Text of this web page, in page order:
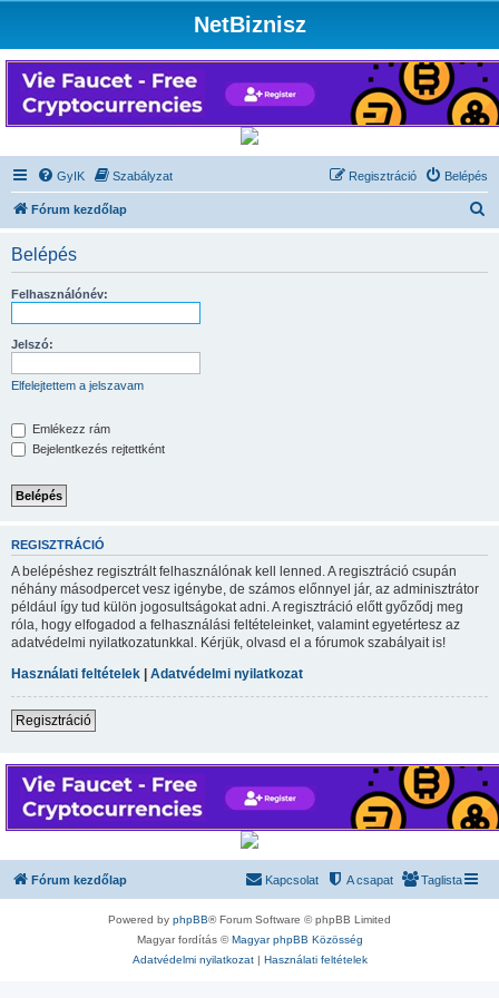
NetBiznisz
GyIK Szabályzat Belépés
Regisztráció
Fórum kezdőlap
Belépés
Felhasználónév:
Jelszó:
Elfelejtettem a jelszavam
Emlékezz rám
Bejelentkezés rejtettként
REGISZTRÁCIÓ
A belépéshez regisztrált felhasználónak kell lenned. A regisztráció csupán
néhány másodpercet vesz igénybe, de számos előnnyel jár, az adminisztrátor
például így tud külön jogosultságokat adni. A regisztráció előtt győződj meg
róla, hogy elfogadod a felhasználási feltételeinket, valamint egyetértesz az
adatvédelmi nyilatkozatunkkal. Kérjük, olvasd el a fórumok szabályait is!
Használati feltételek | Adatvédelmi nyilatkozat
Regisztráció
Fórum kezdőlap Taglista
A csapat
Kapcsolat
Powered by phpBB® Forum Software © phpBB Limited
Magyar fordítás ©Magyar phpBB Közösség
Adatvédelmi nyilatkozat| Használati feltételek